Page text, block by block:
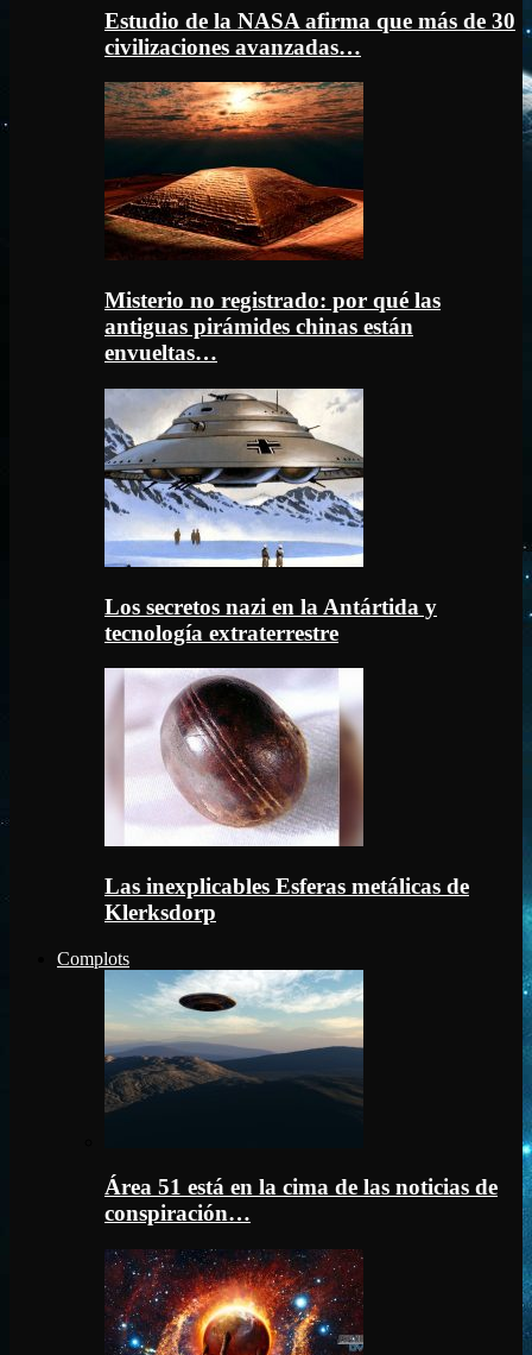
Estudio de la NASA afirma que más de 30
civilizaciones avanzadas…
Misterio no registrado: por qué las
antiguas pirámides chinas están
envueltas…
Los secretos nazi en la Antártida y
tecnología extraterrestre
Las inexplicables Esferas metálicas de
Klerksdorp
Complots
Área 51 está en la cima de las noticias de
conspiración…